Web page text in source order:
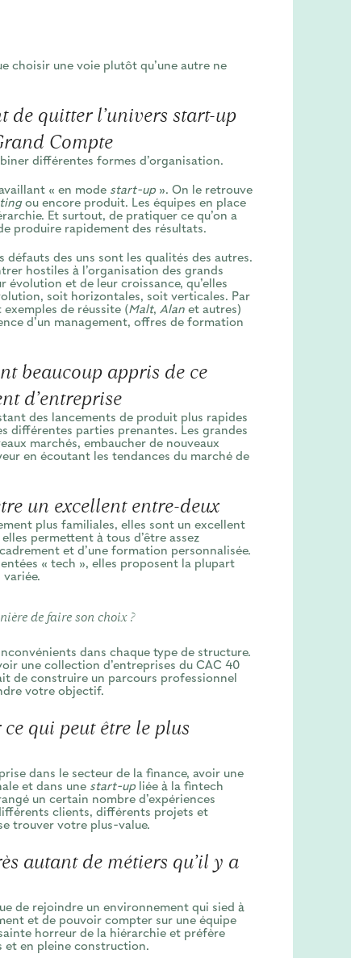
choisir une voie plutôt qu’une autre ne
de quitter l’univers start-up
Compte
différentes formes d’organisation.
« en mode start-up». On le retrouve
ou encore produit. Les équipes en place
Et surtout, de pratiquer ce qu’on a
produire rapidement des résultats.
défauts des uns sont les qualités des autres.
hostiles à l’organisation des grands
évolution et de leur croissance, qu’elles
soit horizontales, soit verticales. Par
de réussite (Malt, Alanet autres)
d’un management, offres de formation
beaucoup appris de ce
d’entreprise
des lancements de produit plus rapides
différentes parties prenantes. Les grandes
marchés, embaucher de nouveaux
en écoutant les tendances du marché de
un excellent entre-deux
plus familiales, elles sont un excellent
elles permettent à tous d’être assez
et d’une formation personnalisée.
« tech », elles proposent la plupart
de faire son choix ?
dans chaque type de structure.
une collection d’entreprises du CAC 40
de construire un parcours professionnel
votre objectif.
qui peut être le plus
dans le secteur de la finance, avoir une
et dans une start-upliée à la fintech
un certain nombre d’expériences
clients, différents projets et
trouver votre plus-value.
autant de métiers qu’il y a
de rejoindre un environnement qui sied à
et de pouvoir compter sur une équipe
horreur de la hiérarchie et préfère
et en pleine construction.